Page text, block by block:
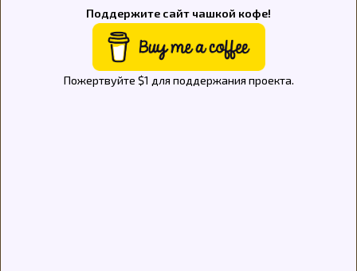
Поддержите сайт чашкой кофе!
Пожертвуйте $1 для поддержания проекта.